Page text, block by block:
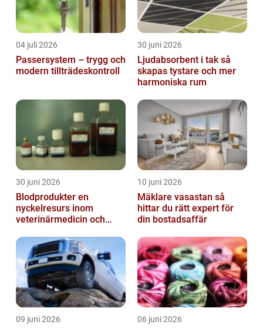
04 juli 2026
Passersystem – trygg och
modern tillträdeskontroll
30 juni 2026
Ljudabsorbent i tak så
skapas tystare och mer
harmoniska rum
30 juni 2026
Blodprodukter en
nyckelresurs inom
veterinärmedicin och
10 juni 2026
Mäklare vasastan så
hittar du rätt expert för
din bostadsaffär
09 juni 2026 06 juni 2026